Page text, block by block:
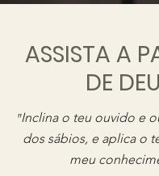
ASSISTA A
DE
"Inclina o teu ouvido e
dos sábios, e aplica o
meu